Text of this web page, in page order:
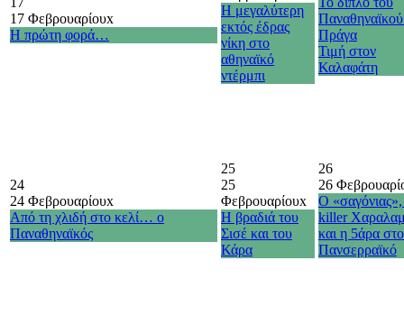
17 Φεβρουαρίουx
Η πρώτη φορά…
Η μεγαλύτερη
εκτός έδρας
νίκη στο
αθηναϊκό
ντέρμπι
Πράγα
Τιμή στον
Καλαφάτη
24
24 Φεβρουαρίουx
Από τη χλιδή στο κελί… ο
Παναθηναϊκός
25
25
Φεβρουαρίουx
Η βραδιά του
Σισέ και του
Κάρα
26
26
Ο
killer
και η 5άρα
Πανσερραϊκό